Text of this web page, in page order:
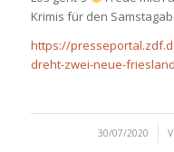
Krimis für den
https://
dreht-zwei-neue-
30/07/2020
/